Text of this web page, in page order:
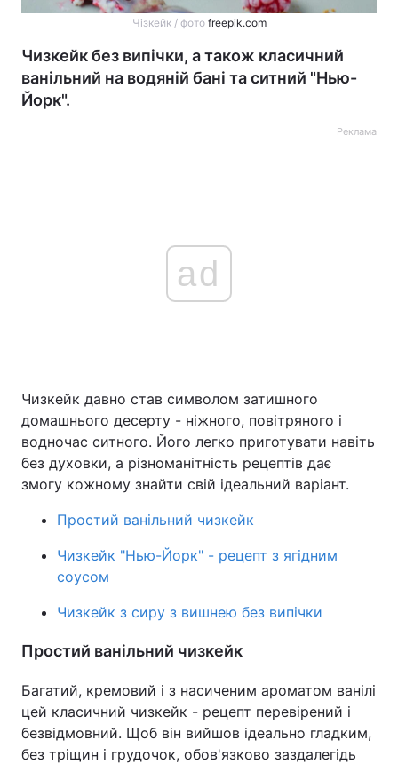
Головна Війна
Україна Політика
Економіка
Спорт Наука
Техно і зв'язок Лайт
Екологія Регіони
Лонгріди
Чізкейк / фото freepik.com
Чизкейк без випічки, а також класичний
ванільний на водяній бані та ситний "Нью-
Йорк".
Реклама
ad
Чизкейк давно став символом затишного
домашнього десерту - ніжного, повітряного і
водночас ситного. Його легко приготувати навіть
без духовки, а різноманітність рецептів дає
змогу кожному знайти свій ідеальний варіант.
Простий ванільний чизкейк
Чизкейк "Нью-Йорк" - рецепт з ягідним
соусом
Чизкейк з сиру з вишнею без випічки
Простий ванільний чизкейк
Багатий, кремовий і з насиченим ароматом ванілі
цей класичний чизкейк - рецепт перевірений і
безвідмовний. Щоб він вийшов ідеально гладким,
без тріщин і грудочок, обов'язково заздалегідь